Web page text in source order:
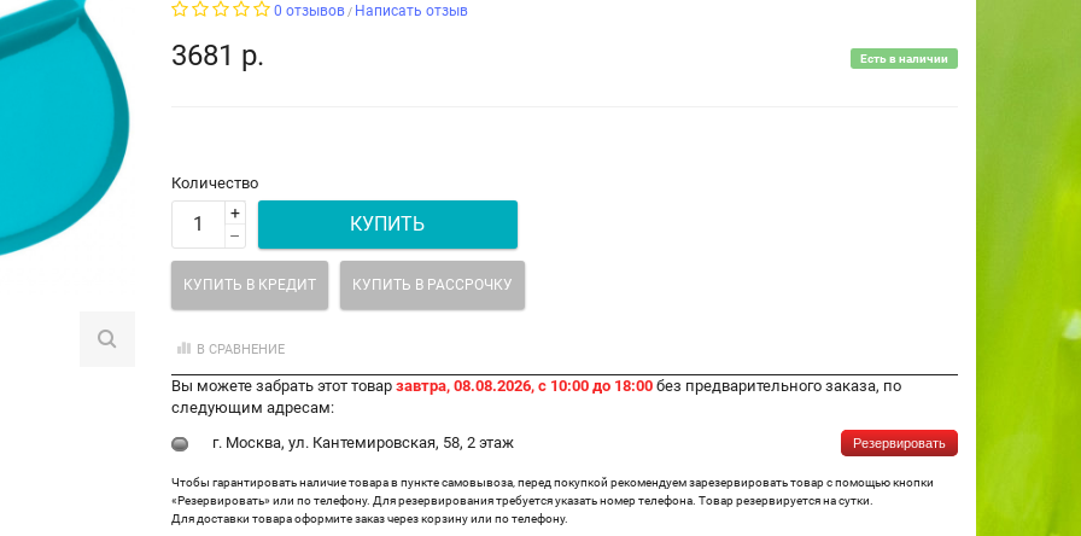
0 отзывов/ Написать отзыв
Есть в наличии
3681 р.
Количество
+
–
КУПИТЬ
КУПИТЬ В КРЕДИТ КУПИТЬ В РАССРОЧКУ
В СРАВНЕНИЕ
Вы можете забрать этот товар завтра, 08.08.2026, с 10:00 до 18:00 без предварительного заказа, по
следующим адресам:
г. Москва, ул. Кантемировская, 58, 2 этаж
Резервировать
Чтобы гарантировать наличие товара в пункте самовывоза, перед покупкой рекомендуем зарезервировать товар с помощью кнопки
«Резервировать» или по телефону. Для резервирования требуется указать номер телефона. Товар резервируется на сутки.
Для доставки товара оформите заказ через корзину или по телефону.